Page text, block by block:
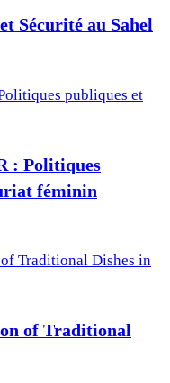
Sécurité au Sahel
: Politiques
féminin
of Traditional